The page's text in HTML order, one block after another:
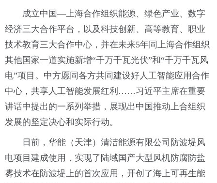
成立中国—上海合作组织能源、绿色产业、数字
经济三大合作平台，以及科技创新、高等教育、职业
技术教育三大合作中心，并在未来5年同上海合作组织
其他国家一道实施新增“千万千瓦光伏”和“千万千瓦风
电”项目。中方愿同各方共同建设好人工智能应用合作
中心，共享人工智能发展红利……习近平主席在重要
讲话中提出的一系列举措，展现出中国推动上合组织
发展的坚定决心和实际行动。
日前，华能（天津）清洁能源有限公司防波堤风
电项目建成使用，实现了陆域国产大型风机防腐防盐
雾技术在防波堤上的首次应用，开创了海上可再生能